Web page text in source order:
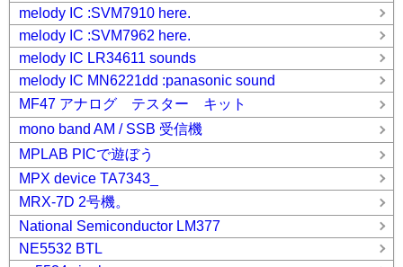
melody IC :SVM7910 here.
melody IC :SVM7962 here.
melody IC LR34611 sounds
melody IC MN6221dd :panasonic sound
MF47 アナログ テスター キット
mono band AM / SSB 受信機
MPLAB PICで遊ぼう
MPX device TA7343_
MRX-7D 2号機。
National Semiconductor LM377
NE5532 BTL